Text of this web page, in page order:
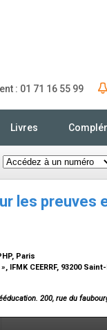
: 01 71 16 55 99
Livres
les preuves
Paris
CEERRF, 93200
200, rue du